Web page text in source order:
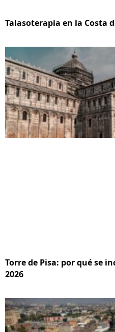
Talasoterapia en la Costa
Torre de Pisa: por qué se
2026